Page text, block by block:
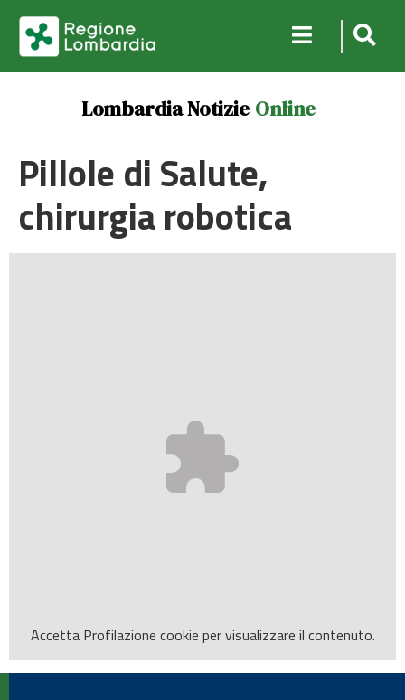
Lombardia Notizie Online
Pillole di Salute,
chirurgia robotica
Accetta Profilazione cookie per visualizzare il contenuto.